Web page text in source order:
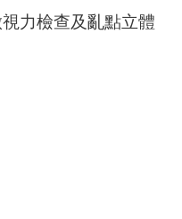
力檢查及亂點立體